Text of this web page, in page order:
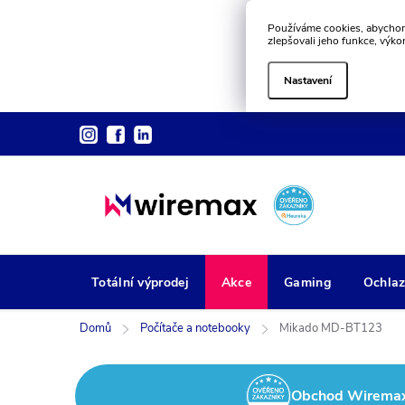
Používáme cookies,
zlepšovali jeho funkce,
Nastavení
Totální výprodej Akce Gaming
Domů Počítače a notebooky Mikado MD-BT123
Obchod